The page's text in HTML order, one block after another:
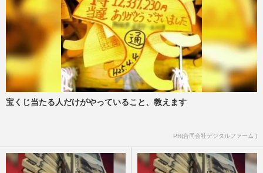
宝くじ当たる人だけがやっていること、教えます
PR(合同会社デジタルファーム )